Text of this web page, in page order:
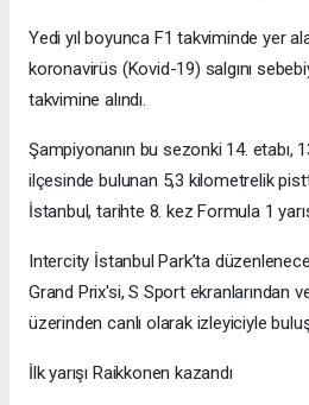
Yedi yıl boyunca F1 takviminde yer
koronavirüs (Kovid-19) salgını
takvimine alındı.
Şampiyonanın bu sezonki 14. etabı,
ilçesinde bulunan 5,3 kilometrelik
İstanbul, tarihte 8. kez Formula 1
Intercity İstanbul Park’ta
Grand Prix'si, S Sport ekranlarından
üzerinden canlı olarak izleyiciyle
İlk yarışı Raikkonen kazandı